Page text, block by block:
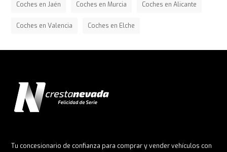
Coches en Jaén Coches en Murcia Coches en Alicante
Coches en Valencia Coches en Elche
Tu concesionario de confianza para comprar y vender vehículos con